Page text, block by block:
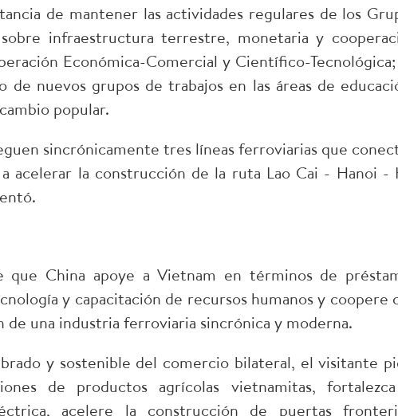
de mantener las actividades regulares de los
infraestructura terrestre, monetaria y
Económica-Comercial y Científico-Tecnológica;
nuevos grupos de trabajos en las áreas de
popular.
sincrónicamente tres líneas ferroviarias que
acelerar la construcción de la ruta Lao Cai - Hanoi -
que China apoye a Vietnam en términos de
y capacitación de recursos humanos y coopere
una industria ferroviaria sincrónica y moderna.
y sostenible del comercio bilateral, el visitante
de productos agrícolas vietnamitas,
acelere la construcción de puertas